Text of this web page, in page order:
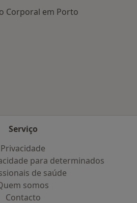
Corporal em Porto
Serviço
Privacidade
para determinados
de saúde
somos
Contacto